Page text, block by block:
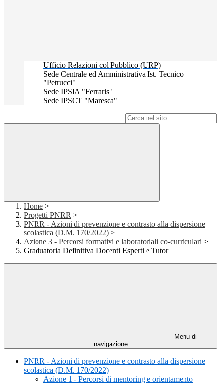
Ufficio Relazioni col Pubblico (URP)
Sede Centrale ed Amministrativa Ist. Tecnico
"Petrucci"
Sede IPSIA "Ferraris"
Sede IPSCT "Maresca"
Home >
Progetti PNRR >
PNRR - Azioni di prevenzione e contrasto alla dispersione
scolastica (D.M. 170/2022) >
Azione 3 - Percorsi formativi e laboratoriali co-curriculari >
Graduatoria Definitiva Docenti Esperti e Tutor
Menu di
navigazione
PNRR - Azioni di prevenzione e contrasto alla dispersione
scolastica (D.M. 170/2022)
Azione 1 - Percorsi di mentoring e orientamento